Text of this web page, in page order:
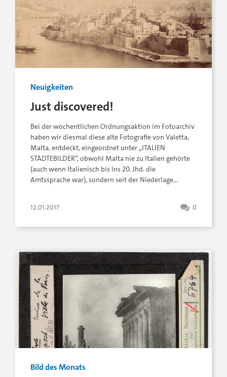
Neuigkeiten
Just discovered!
Bei der wöchentlichen Ordnungsaktion im Fotoarchiv
haben wir diesmal diese alte Fotografie von Valetta,
Malta, entdeckt, eingeordnet unter „ITALIEN
STÄDTEBILDER“, obwohl Malta nie zu Italien gehörte
(auch wenn Italienisch bis ins 20. Jhd. die
Amtssprache war), sondern seit der Niederlage…
12.01.2017 0
Bild des Monats